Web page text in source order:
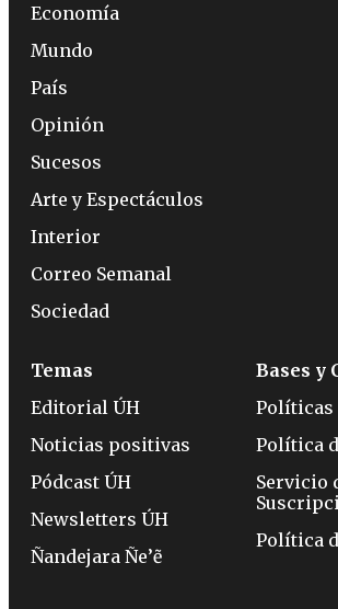
Economía
Mundo
País
Opinión
Sucesos
Arte y Espectáculos
Interior
Correo Semanal
Sociedad
Temas
Editorial ÚH
Noticias positivas
Pódcast ÚH
Newsletters ÚH
Ñandejara Ñe’ẽ
Bases y
Políticas
Política
Servicio
Política